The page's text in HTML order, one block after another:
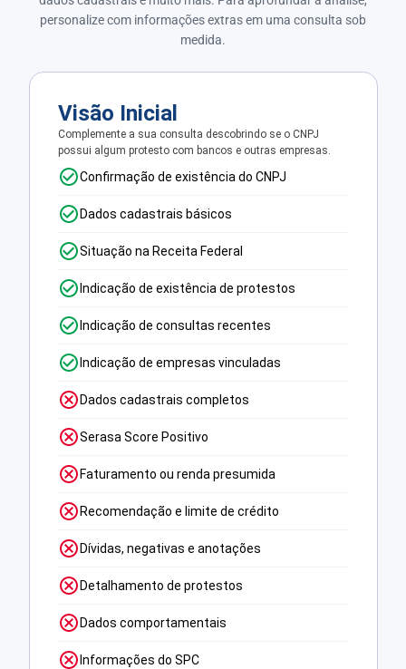
personalize com informações extras em uma consulta sob
medida.
Visão Inicial
Complemente a sua consulta descobrindo se o CNPJ
possui algum protesto com bancos e outras empresas.
Confirmação de existência do CNPJ
Dados cadastrais básicos
Situação na Receita Federal
Indicação de existência de protestos
Indicação de consultas recentes
Indicação de empresas vinculadas
Dados cadastrais completos
Serasa Score Positivo
Faturamento ou renda presumida
Recomendação e limite de crédito
Dívidas, negativas e anotações
Detalhamento de protestos
Dados comportamentais
Informações do SPC